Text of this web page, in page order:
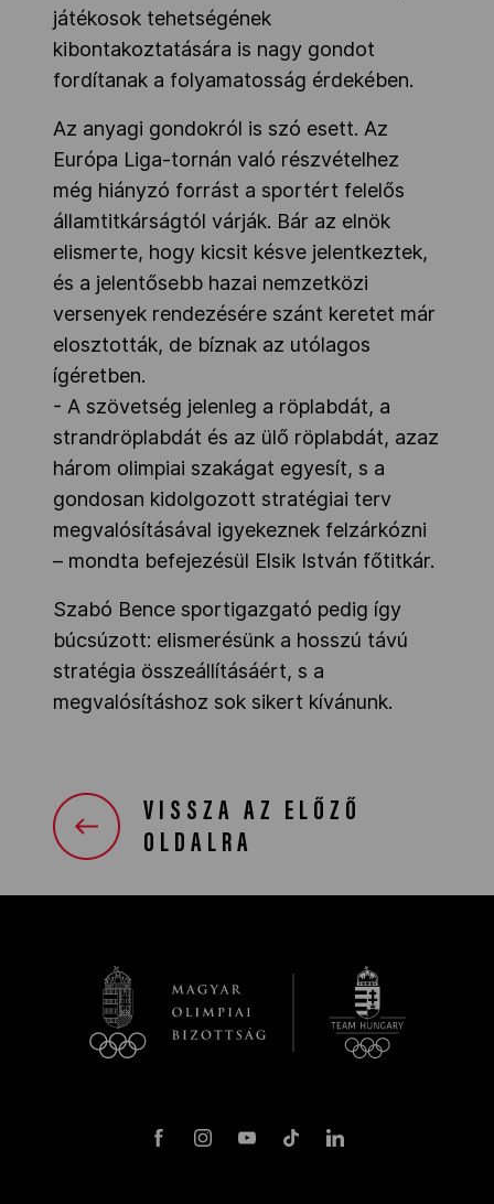
játékosok tehetségének
kibontakoztatására is nagy gondot
fordítanak a folyamatosság érdekében.
Az anyagi gondokról is szó esett. Az
Európa Liga-tornán való részvételhez
még hiányzó forrást a sportért felelős
államtitkárságtól várják. Bár az elnök
elismerte, hogy kicsit késve jelentkeztek,
és a jelentősebb hazai nemzetközi
versenyek rendezésére szánt keretet már
elosztották, de bíznak az utólagos
ígéretben.
- A szövetség jelenleg a röplabdát, a
strandröplabdát és az ülő röplabdát, azaz
három olimpiai szakágat egyesít, s a
gondosan kidolgozott stratégiai terv
megvalósításával igyekeznek felzárkózni
– mondta befejezésül Elsik István főtitkár.
Szabó Bence sportigazgató pedig így
búcsúzott: elismerésünk a hosszú távú
stratégia összeállításáért, s a
megvalósításhoz sok sikert kívánunk.
VISSZA AZ ELŐZŐ
OLDALRA